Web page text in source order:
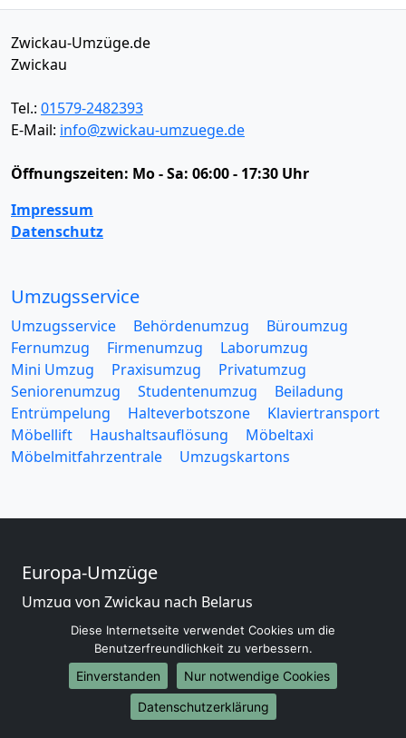
Zwickau-Umzüge.de
Zwickau
Tel.: 01579-2482393
E-Mail: info@zwickau-umzuege.de
Öffnungszeiten: Mo - Sa: 06:00 - 17:30 Uhr
Impressum
Datenschutz
Umzugsservice
Umzugsservice Behördenumzug
Büroumzug
Fernumzug
Firmenumzug
Laborumzug
Mini Umzug
Praxisumzug
Privatumzug
Seniorenumzug
Studentenumzug
Beiladung
Entrümpelung
Halteverbotszone
Klaviertransport
Möbellift
Haushaltsauflösung
Möbeltaxi
Möbelmitfahrzentrale
Umzugskartons
Europa-Umzüge
Umzug von Zwickau nach Belarus
Umzug von Zwickau nach Belgien
Umzug von Zwickau nach Bulgarien
Umzug von Zwickau nach Dänemark
Umzug von Zwickau nach England
Umzug von Zwickau nach Portugal
Diese Internetseite verwendet Cookies um die
Benutzerfreundlichkeit zu verbessern.
Einverstanden
Nur notwendige Cookies
Datenschutzerklärung